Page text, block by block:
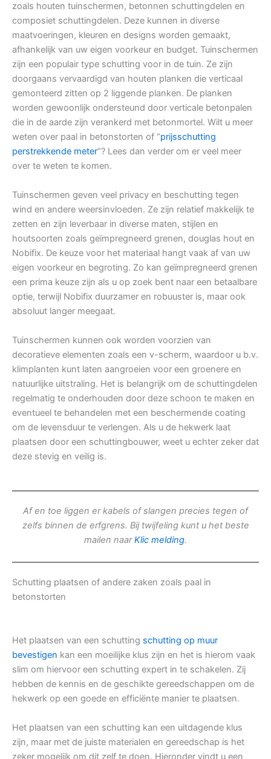
zoals houten tuinschermen, betonnen schuttingdelen en
composiet schuttingdelen. Deze kunnen in diverse
maatvoeringen, kleuren en designs worden gemaakt,
afhankelijk van uw eigen voorkeur en budget. Tuinschermen
zijn een populair type schutting voor in de tuin. Ze zijn
doorgaans vervaardigd van houten planken die verticaal
gemonteerd zitten op 2 liggende planken. De planken
worden gewoonlijk ondersteund door verticale betonpalen
die in de aarde zijn verankerd met betonmortel. Wilt u meer
weten over paal in betonstorten of “prijsschutting
perstrekkende meter“? Lees dan verder om er veel meer
over te weten te komen.
Tuinschermen geven veel privacy en beschutting tegen
wind en andere weersinvloeden. Ze zijn relatief makkelijk te
zetten en zijn leverbaar in diverse maten, stijlen en
houtsoorten zoals geïmpregneerd grenen, douglas hout en
Nobifix. De keuze voor het materiaal hangt vaak af van uw
eigen voorkeur en begroting. Zo kan geïmpregneerd grenen
een prima keuze zijn als u op zoek bent naar een betaalbare
optie, terwijl Nobifix duurzamer en robuuster is, maar ook
absoluut langer meegaat.
Tuinschermen kunnen ook worden voorzien van
decoratieve elementen zoals een v-scherm, waardoor u b.v.
klimplanten kunt laten aangroeien voor een groenere en
natuurlijke uitstraling. Het is belangrijk om de schuttingdelen
regelmatig te onderhouden door deze schoon te maken en
eventueel te behandelen met een beschermende coating
om de levensduur te verlengen. Als u de hekwerk laat
plaatsen door een schuttingbouwer, weet u echter zeker dat
deze stevig en veilig is.
Af en toe liggen er kabels of slangen precies tegen of
zelfs binnen de erfgrens. Bij twijfeling kunt u het beste
mailen naarKlic melding.
Schutting plaatsen of andere zaken zoals paal in
betonstorten
Het plaatsen van een schutting schutting op muur
bevestigen kan een moeilijke klus zijn en het is hierom vaak
slim om hiervoor een schutting expert in te schakelen. Zij
hebben de kennis en de geschikte gereedschappen om de
hekwerk op een goede en efficiënte manier te plaatsen.
Het plaatsen van een schutting kan een uitdagende klus
zijn, maar met de juiste materialen en gereedschap is het
zeker mogelijk om dit zelf te doen. Hieronder vindt u een